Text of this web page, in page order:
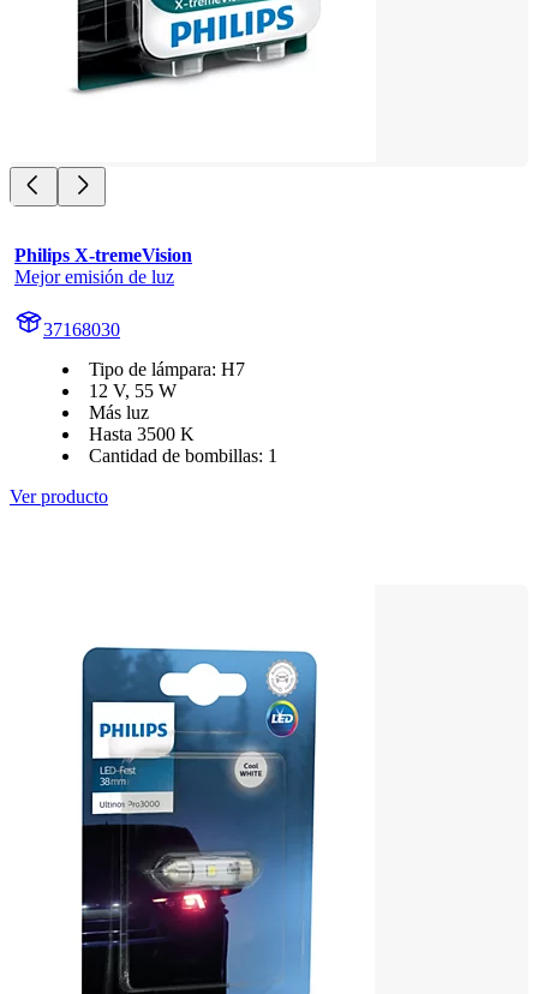
Philips X-tremeVision
Mejor emisión de luz
37168030
Tipo de lámpara: H7
12 V, 55 W
Más luz
Hasta 3500 K
Cantidad de bombillas: 1
Ver producto